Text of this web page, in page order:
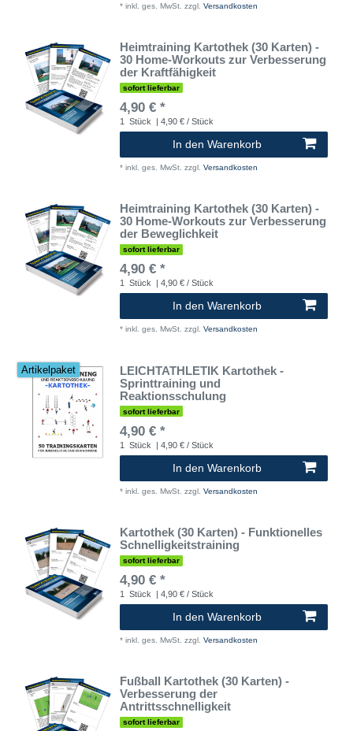
* inkl. ges. MwSt. zzgl. Versandkosten
Heimtraining Kartothek (30 Karten) -
30 Home-Workouts zur Verbesserung
der Kraftfähigkeit
sofort lieferbar
4,90 € *
1 Stück | 4,90 € / Stück
In den Warenkorb
* inkl. ges. MwSt. zzgl. Versandkosten
Heimtraining Kartothek (30 Karten) -
30 Home-Workouts zur Verbesserung
der Beweglichkeit
sofort lieferbar
4,90 € *
1 Stück | 4,90 € / Stück
In den Warenkorb
* inkl. ges. MwSt. zzgl. Versandkosten
Artikelpaket
LEICHTATHLETIK Kartothek -
Sprinttraining und
Reaktionsschulung
sofort lieferbar
4,90 € *
1 Stück | 4,90 € / Stück
In den Warenkorb
* inkl. ges. MwSt. zzgl. Versandkosten
Kartothek (30 Karten) - Funktionelles
Schnelligkeitstraining
sofort lieferbar
4,90 € *
1 Stück | 4,90 € / Stück
In den Warenkorb
* inkl. ges. MwSt. zzgl. Versandkosten
Fußball Kartothek (30 Karten) -
Verbesserung der
Antrittsschnelligkeit
sofort lieferbar